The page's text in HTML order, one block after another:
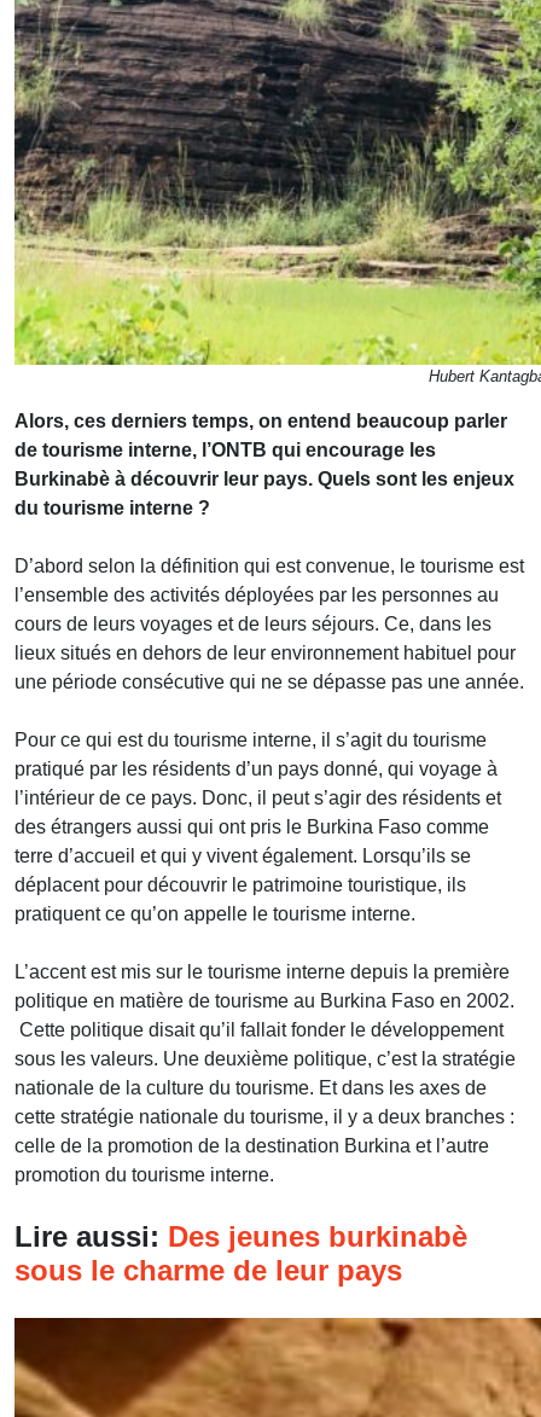
Hubert
Alors, ces derniers temps, on entend beaucoup parler
de tourisme interne, l’ONTB qui encourage les
Burkinabè à découvrir leur pays. Quels sont les enjeux
du tourisme interne ?
D’abord selon la définition qui est convenue, le tourisme est
l’ensemble des activités déployées par les personnes au
cours de leurs voyages et de leurs séjours. Ce, dans les
lieux situés en dehors de leur environnement habituel pour
une période consécutive qui ne se dépasse pas une année.
Pour ce qui est du tourisme interne, il s’agit du tourisme
pratiqué par les résidents d’un pays donné, qui voyage à
l’intérieur de ce pays. Donc, il peut s’agir des résidents et
des étrangers aussi qui ont pris le Burkina Faso comme
terre d’accueil et qui y vivent également. Lorsqu’ils se
déplacent pour découvrir le patrimoine touristique, ils
pratiquent ce qu’on appelle le tourisme interne.
L’accent est mis sur le tourisme interne depuis la première
politique en matière de tourisme au Burkina Faso en 2002.
Cette politique disait qu’il fallait fonder le développement
sous les valeurs. Une deuxième politique, c’est la stratégie
nationale de la culture du tourisme. Et dans les axes de
cette stratégie nationale du tourisme, il y a deux branches :
celle de la promotion de la destination Burkina et l’autre
promotion du tourisme interne.
Lire aussi: Des jeunes burkinabè
sous le charme de leur pays